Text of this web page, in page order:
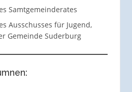
Samtgemeinderates
Ausschusses für Jugend,
Gemeinde Suderburg